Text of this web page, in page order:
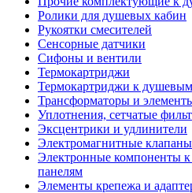
Ролики для душевых кабин
Рукоятки смесителей
Сенсорные датчики
Сифоны и вентили
Термокартриджи
Термокартриджи к
Трансформаторы и
Уплотнения, сетчатые
Эксцентрики и удлинители
Электромагнитные клапаны
Электронные компоненты
панелям
Элементы крепежа и